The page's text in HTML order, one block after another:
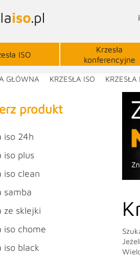
ISO
Krzesła
konferencyjne
GŁÓWNA KRZESŁA ISO KRZESŁA
produkt
iso 24h
iso plus
iso clean
samba
ze sklejki
iso chome
iso black